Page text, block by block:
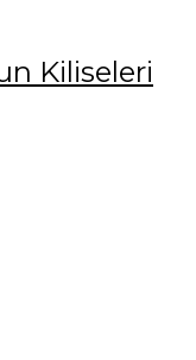
Kiliseleri